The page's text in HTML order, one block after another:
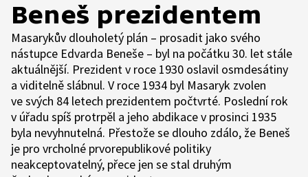
Beneš prezidentem
Masarykův dlouholetý plán – prosadit jako svého
nástupce Edvarda Beneše – byl na počátku 30. let stále
aktuálnější. Prezident v roce 1930 oslavil osmdesátiny
a viditelně slábnul. V roce 1934 byl Masaryk zvolen
ve svých 84 letech prezidentem počtvrté. Poslední rok
v úřadu spíš protrpěl a jeho abdikace v prosinci 1935
byla nevyhnutelná. Přestože se dlouho zdálo, že Beneš
je pro vrcholné prvorepublikové politiky
neakceptovatelný, přece jen se stal druhým